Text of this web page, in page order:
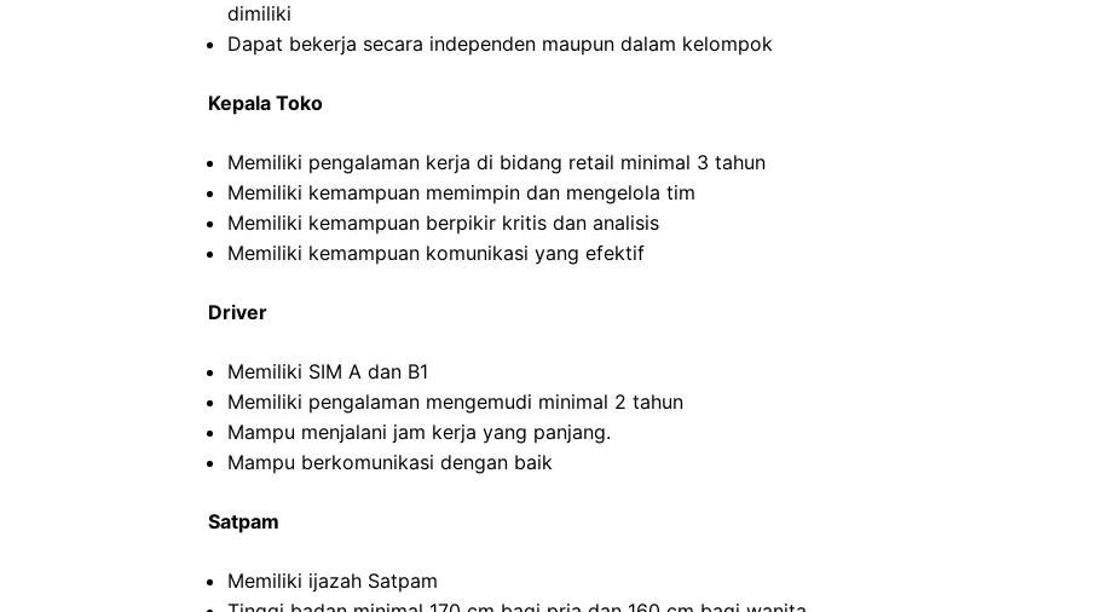
dimiliki
Dapat bekerja secara independen maupun dalam kelompok
Kepala Toko
Memiliki pengalaman kerja di bidang retail minimal 3 tahun
Memiliki kemampuan memimpin dan mengelola tim
Memiliki kemampuan berpikir kritis dan analisis
Memiliki kemampuan komunikasi yang efektif
Driver
Memiliki SIM A dan B1
Memiliki pengalaman mengemudi minimal 2 tahun
Mampu menjalani jam kerja yang panjang.
Mampu berkomunikasi dengan baik
Satpam
Memiliki ijazah Satpam